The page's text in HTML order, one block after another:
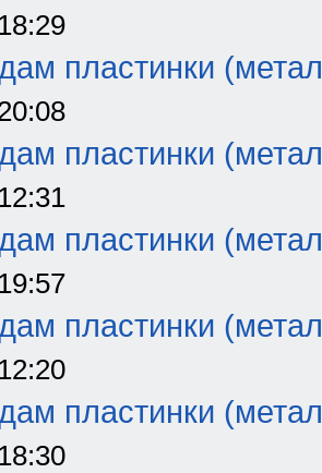
пластинки
пластинки
пластинки
пластинки
пластинки